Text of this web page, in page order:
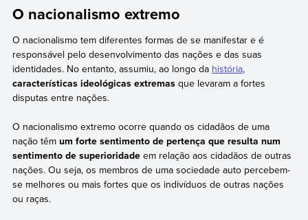
O nacionalismo extremo
O nacionalismo tem diferentes formas de se manifestar e é
responsável pelo desenvolvimento das nações e das suas
identidades. No entanto, assumiu, ao longo da história,
características ideológicas extremasque levaram a fortes
disputas entre nações.
O nacionalismo extremo ocorre quando os cidadãos de uma
nação têm um forte sentimento de pertença que resulta num
sentimento de superioridade em relação aos cidadãos de outras
nações. Ou seja, os membros de uma sociedade auto percebem-
se melhores ou mais fortes que os indivíduos de outras nações
ou raças.